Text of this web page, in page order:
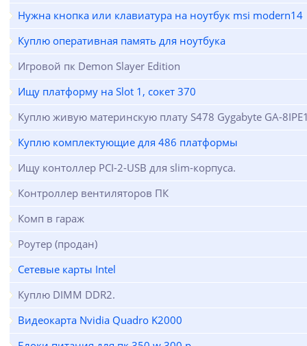
Нужна кнопка или клавиатура на ноутбук msi modern14
Куплю оперативная память для ноутбука
Игровой пк Demon Slayer Edition
Ищу платформу на Slot 1, сокет 370
Куплю живую материнскую плату S478 Gygabyte GA-
Куплю комплектующие для 486 платформы
Ищу контоллер PCI-2-USB для slim-корпуса.
Контроллер вентиляторов ПК
Комп в гараж
Роутер (продан)
Сетевые карты Intel
Куплю DIMM DDR2.
Видеокарта Nvidia Quadro K2000